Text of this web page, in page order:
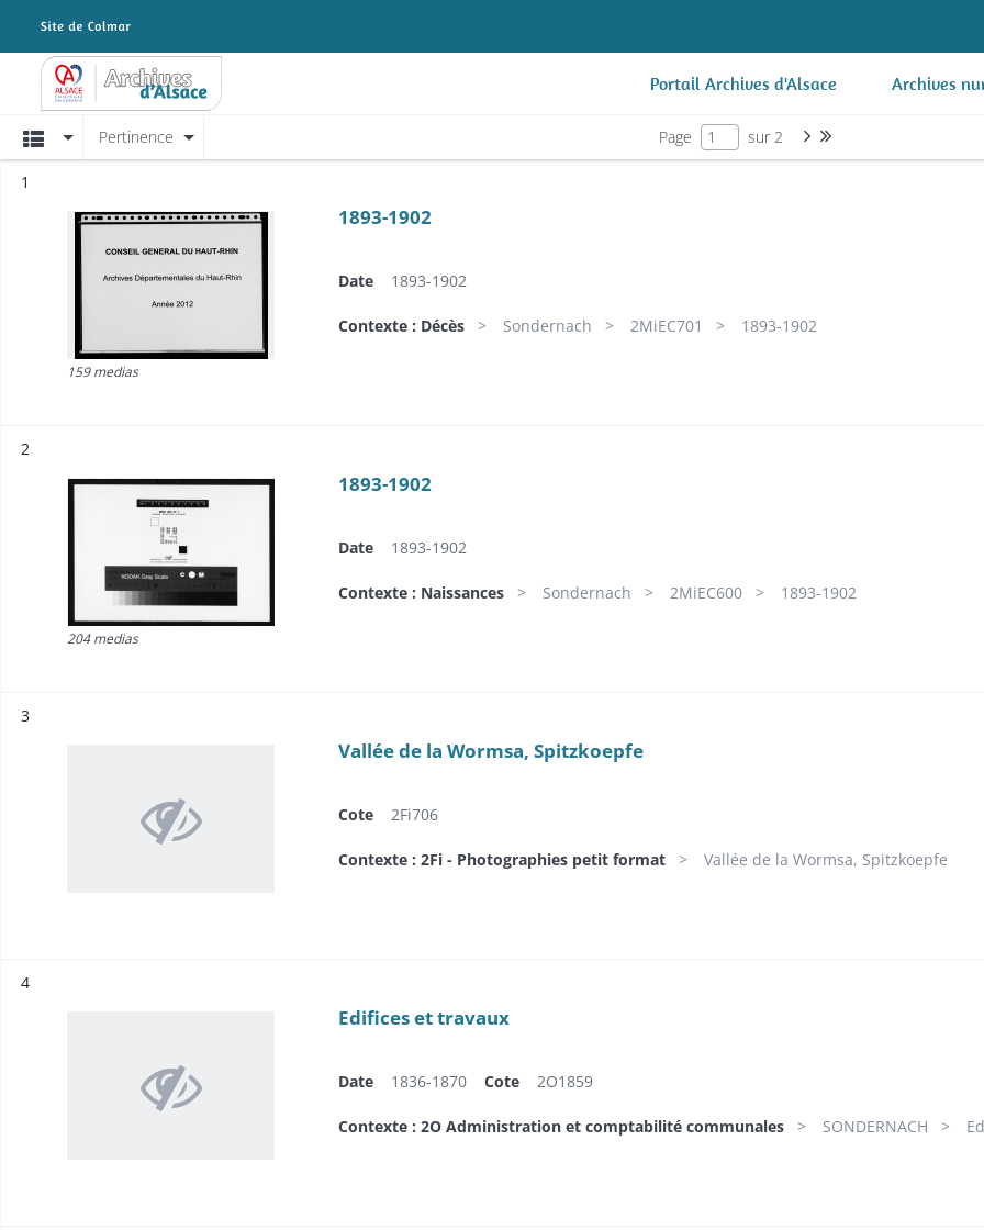
Archives Alsace - Colmar Portail Archives d'Alsace Archives
AffichagePertinence Page sur 2 Page suivante : 1/2
1
159 medias
1893-1902
Date 1893-1902
Contexte : Décès Sondernach 2MiEC701 1893-1902
2
204 medias
1893-1902
Date 1893-1902
Contexte : Naissances Sondernach 2MiEC600 1893-1902
3
Vallée de la Wormsa, Spitzkoepfe
Cote 2Fi706
Contexte : 2Fi - Photographies petit format Vallée de la Wormsa, Spitzkoepfe
4
Edifices et travaux
Date 1836-1870 Cote 2O1859
Contexte : 2O Administration et comptabilité communales SONDERNACH